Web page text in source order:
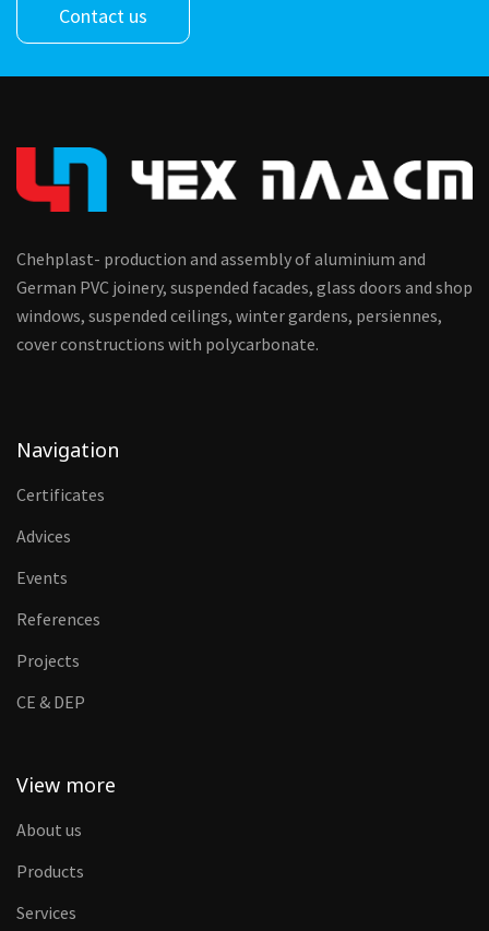
Contact us
Chehplast- production and assembly of aluminium and
German PVC joinery, suspended facades, glass doors and shop
windows, suspended ceilings, winter gardens, persiennes,
cover constructions with polycarbonate.
Navigation
Certificates
Advices
Events
References
Projects
CE & DEP
View more
About us
Products
Services